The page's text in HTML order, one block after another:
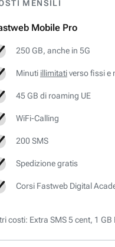
MENSILI
Mobile Pro
250 GB, anche in 5G
Minuti illimitativerso fissi e
45 GB di roaming UE
WiFi-Calling
200 SMS
Spedizione gratis
Corsi Fastweb Digital
costi: Extra SMS 5 cent, 1 GB